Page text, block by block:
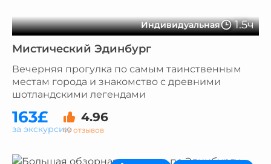
Индивидуальная
1.5ч
Мистический Эдинбург
Вечерняя прогулка по самым таинственным
местам города и знакомство с древними
шотландскими легендами
163£ 4.96
49 отзывов
за экскурсию